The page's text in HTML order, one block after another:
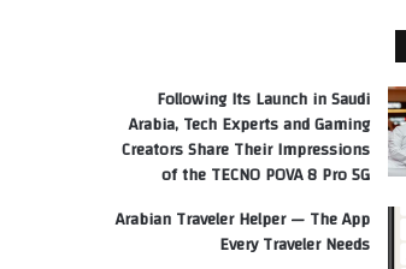
Following Its Launch in Saudi
Arabia, Tech Experts and Gaming
Creators Share Their Impressions
of the TECNO POVA 8 Pro 5G
Arabian Traveler Helper — The App
Every Traveler Needs